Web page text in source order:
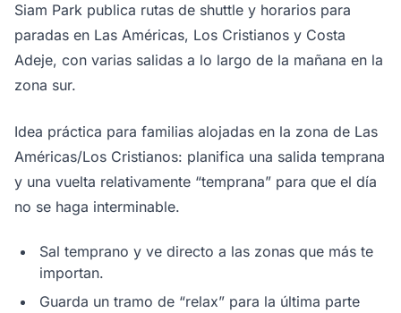
Siam Park publica rutas de shuttle y horarios para
paradas en Las Américas, Los Cristianos y Costa
Adeje, con varias salidas a lo largo de la mañana en la
zona sur.
Idea práctica para familias alojadas en la zona de Las
Américas/Los Cristianos: planifica una salida temprana
y una vuelta relativamente “temprana” para que el día
no se haga interminable.
Sal temprano y ve directo a las zonas que más te
importan.
Guarda un tramo de “relax” para la última parte